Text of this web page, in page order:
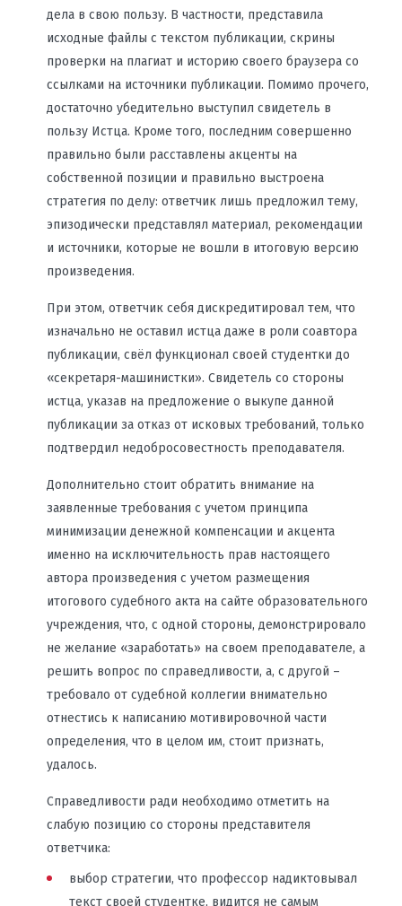
дела в свою пользу. В частности, представила
исходные файлы с текстом публикации, скрины
проверки на плагиат и историю своего браузера со
ссылками на источники публикации. Помимо прочего,
достаточно убедительно выступил свидетель в
пользу Истца. Кроме того, последним совершенно
правильно были расставлены акценты на
собственной позиции и правильно выстроена
стратегия по делу: ответчик лишь предложил тему,
эпизодически представлял материал, рекомендации
и источники, которые не вошли в итоговую версию
произведения.
При этом, ответчик себя дискредитировал тем, что
изначально не оставил истца даже в роли соавтора
публикации, свёл функционал своей студентки до
«секретаря-машинистки». Свидетель со стороны
истца, указав на предложение о выкупе данной
публикации за отказ от исковых требований, только
подтвердил недобросовестность преподавателя.
Дополнительно стоит обратить внимание на
заявленные требования с учетом принципа
минимизации денежной компенсации и акцента
именно на исключительность прав настоящего
автора произведения с учетом размещения
итогового судебного акта на сайте образовательного
учреждения, что, с одной стороны, демонстрировало
не желание «заработать» на своем преподавателе, а
решить вопрос по справедливости, а, с другой –
требовало от судебной коллегии внимательно
отнестись к написанию мотивировочной части
определения, что в целом им, стоит признать,
удалось.
Справедливости ради необходимо отметить на
слабую позицию со стороны представителя
ответчика:
выбор стратегии, что профессор надиктовывал
текст своей студентке, видится не самым